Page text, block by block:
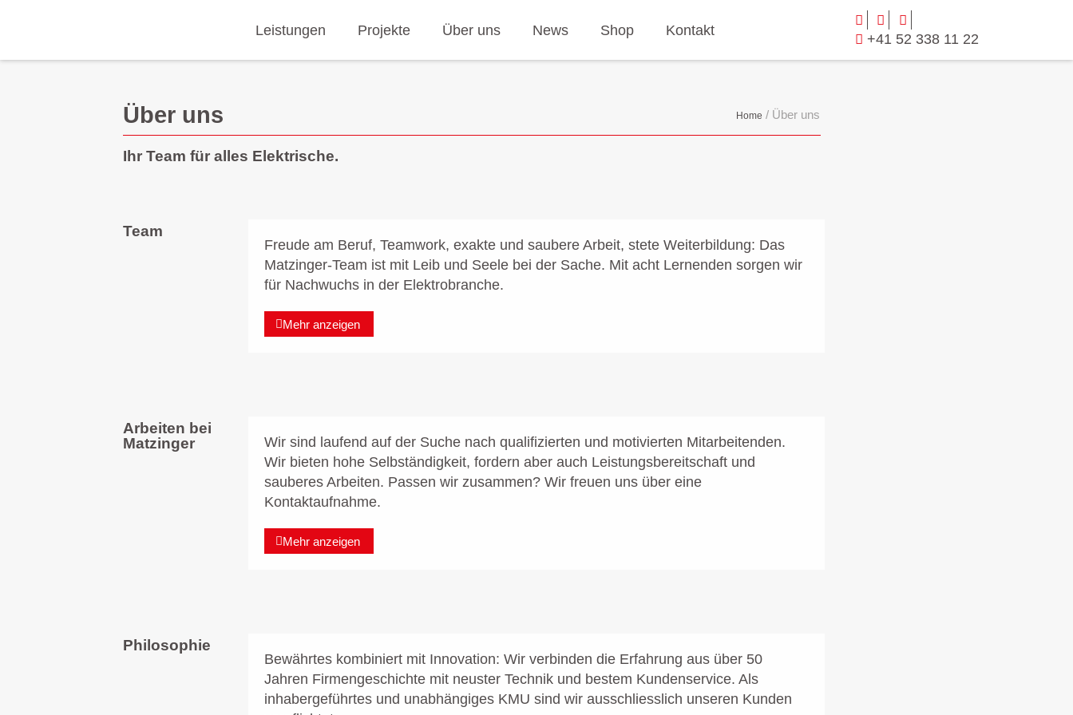
Leistungen Projekte Über uns News Shop Kontakt
+41 52 338 11 22
Über uns Home / Über uns
Ihr Team für alles Elektrische.
Team
Freude am Beruf, Teamwork, exakte und saubere Arbeit, stete Weiterbildung: Das
Matzinger-Team ist mit Leib und Seele bei der Sache. Mit acht Lernenden sorgen wir
für Nachwuchs in der Elektrobranche.
Mehr anzeigen
Arbeiten bei
Matzinger
Wir sind laufend auf der Suche nach qualifizierten und motivierten Mitarbeitenden.
Wir bieten hohe Selbständigkeit, fordern aber auch Leistungsbereitschaft und
sauberes Arbeiten. Passen wir zusammen? Wir freuen uns über eine
Kontaktaufnahme.
Mehr anzeigen
Philosophie
Bewährtes kombiniert mit Innovation: Wir verbinden die Erfahrung aus über 50
Jahren Firmengeschichte mit neuster Technik und bestem Kundenservice. Als
inhabergeführtes und unabhängiges KMU sind wir ausschliesslich unseren Kunden